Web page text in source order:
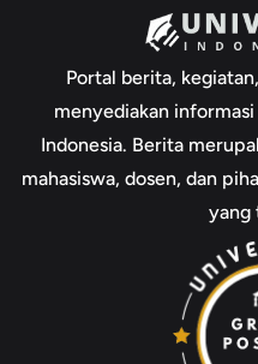
Portal berita,
menyediakan
Indonesia. Berita
mahasiswa, dosen, dan
yang